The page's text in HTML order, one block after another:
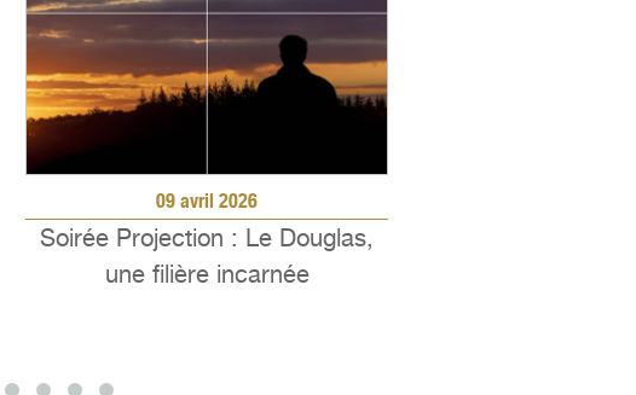
09 avril 2026
Soirée Projection : Le Douglas,
une filière incarnée